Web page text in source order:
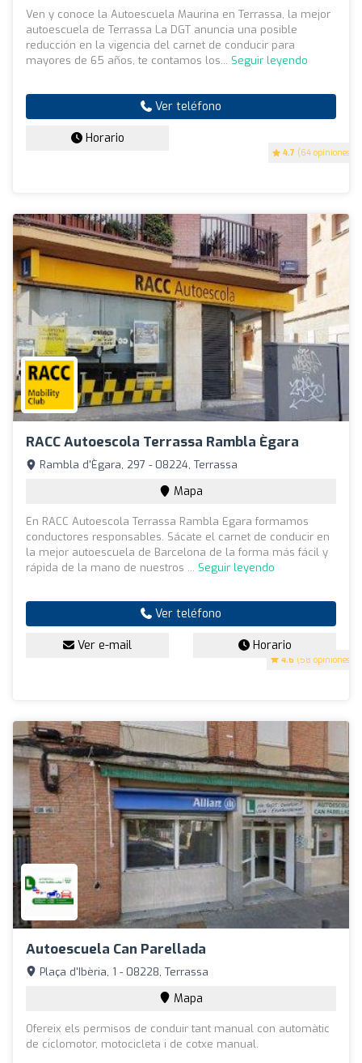
4.7 (64 opiniones)
Ven y conoce la Autoescuela Maurina en Terrassa, la mejor
autoescuela de Terrassa La DGT anuncia una posible
reducción en la vigencia del carnet de conducir para
mayores de 65 años, te contamos los... Seguir leyendo
Ver teléfono
Horario
RACC Autoescola Terrassa Rambla Ègara
4.6 (58 opiniones)
Rambla d'Ègara, 297 - 08224, Terrassa
Mapa
En RACC Autoescola Terrassa Rambla Egara formamos
conductores responsables. Sácate el carnet de conducir en
la mejor autoescuela de Barcelona de la forma más fácil y
rápida de la mano de nuestros ... Seguir leyendo
Ver teléfono
Ver e-mail Horario
Autoescuela Can Parellada
Plaça d'Ibèria, 1 - 08228, Terrassa
Mapa
Ofereix els permisos de conduir tant manual con automàtic
de ciclomotor, motocicleta i de cotxe manual.